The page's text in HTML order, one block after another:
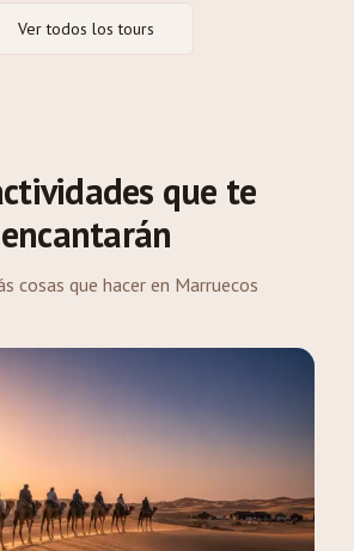
Ver todos los tours
que te
encantarán
cosas que hacer en Marruecos